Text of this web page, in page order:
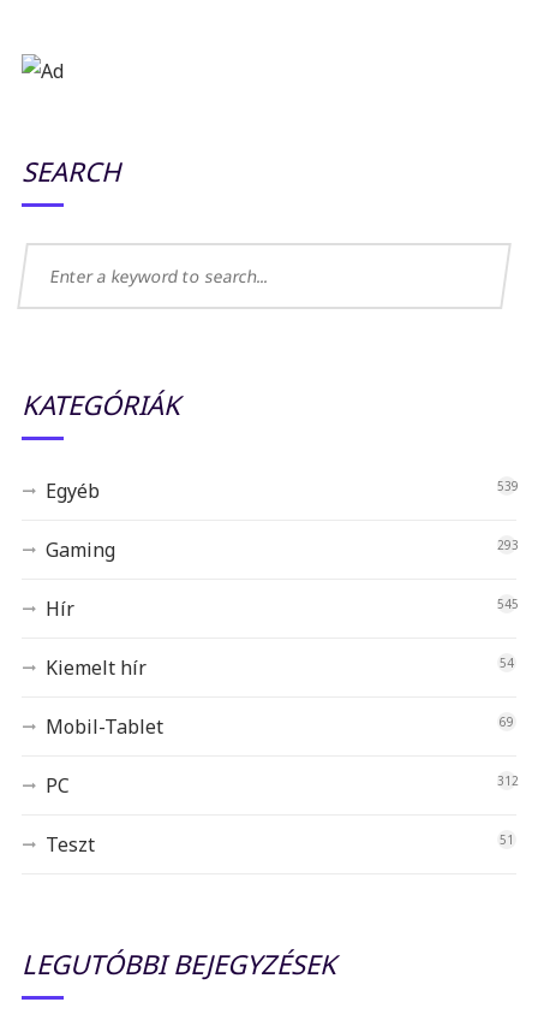
SEARCH
KATEGÓRIÁK
Egyéb 539
Gaming 293
Hír 545
Kiemelt hír 54
Mobil-Tablet 69
PC 312
Teszt 51
LEGUTÓBBI BEJEGYZÉSEK